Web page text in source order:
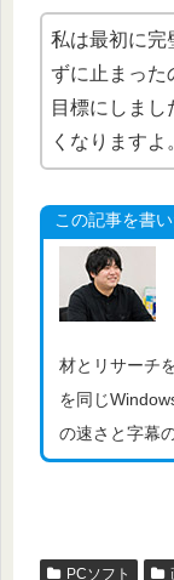
私は最初に完
ずに止まった
目標にしまし
くなりますよ
この記事を書い
材とリサーチ
を同じ
の速さと字幕
PCソフト